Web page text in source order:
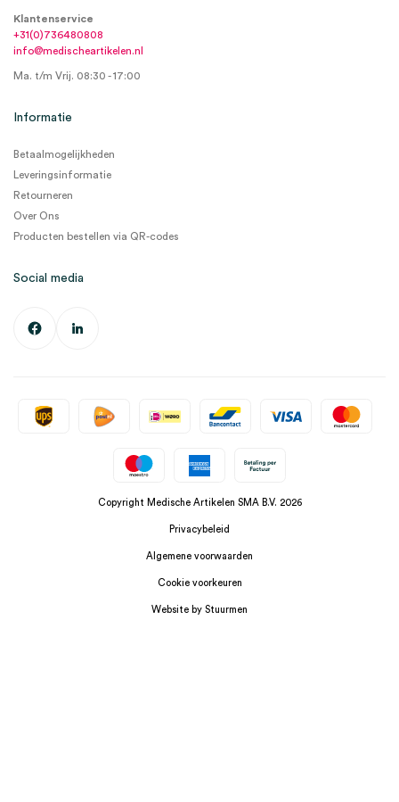
Klantenservice
+31(0)736480808
info@medischeartikelen.nl
Ma. t/m Vrij. 08:30 - 17:00
Informatie
Betaalmogelijkheden
Leveringsinformatie
Retourneren
Over Ons
Producten bestellen via QR-codes
Social media
Copyright Medische Artikelen SMA B.V. 2026
Privacybeleid
Algemene voorwaarden
Cookie voorkeuren
Website by Stuurmen